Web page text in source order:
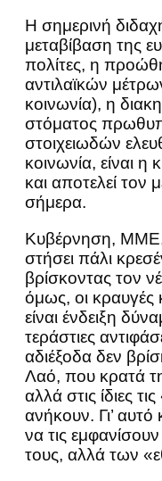
Η σημερινή
μεταβίβαση της
πολίτες, η
αντιλαϊκών
κοινωνία), η
στόματος
στοιχειωδών
κοινωνία, είναι η
και αποτελεί τον
σήμερα.
Κυβέρνηση, ΜΜΕ,
στήσει πάλι
βρίσκοντας τον
όμως, οι κραυγές
είναι ένδειξη
τεράστιες
αδιέξοδα δεν
Λαό, που κρατά
αλλά στις ίδιες
ανήκουν. Γι’ αυτό
να τις
τους, αλλά των